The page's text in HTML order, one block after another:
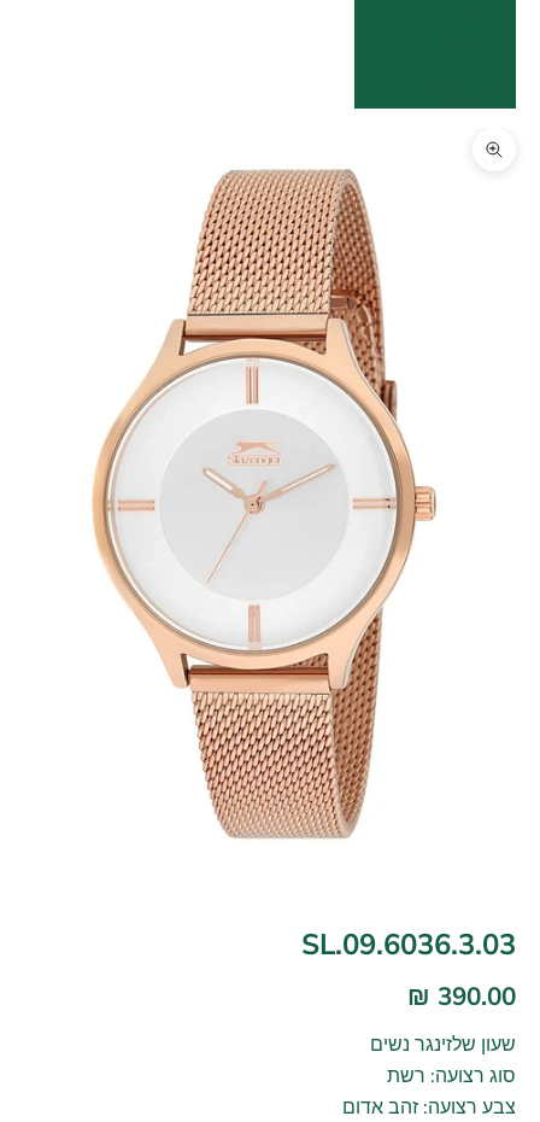
SL.09.6036.3.03
390.00 ₪
שעון שלזינגר נשים
סוג רצועה: רשת
צבע רצועה: זהב אדום